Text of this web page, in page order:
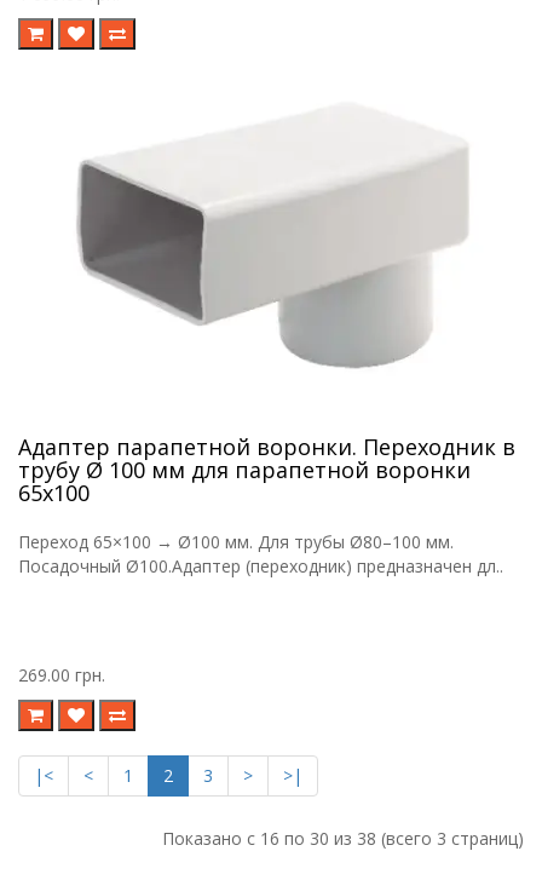
Адаптер парапетной воронки. Переходник в
трубу Ø 100 мм для парапетной воронки
65х100
Переход 65×100 → Ø100 мм. Для трубы Ø80–100 мм.
Посадочный Ø100.Адаптер (переходник) предназначен дл..
269.00 грн.
|< < 1 2 3 > >|
Показано с 16 по 30 из 38 (всего 3 страниц)